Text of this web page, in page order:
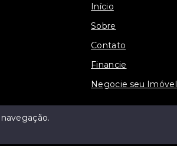
Início
Sobre
Contato
Financie
Negocie seu Imóvel